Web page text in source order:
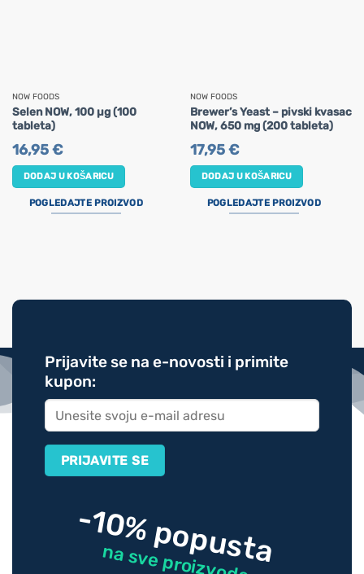
NOW FOODS
Selen NOW, 100 µg (100
tableta)
16,95€
DODAJ U KOŠARICU
POGLEDAJTE PROIZVOD
NOW FOODS
Brewer’s Yeast – pivski kvasac
NOW, 650 mg (200 tableta)
17,95€
DODAJ U KOŠARICU
POGLEDAJTE PROIZVOD
Prijavite se na e-novosti i primite
kupon:
-10% popusta
na sve proizvode